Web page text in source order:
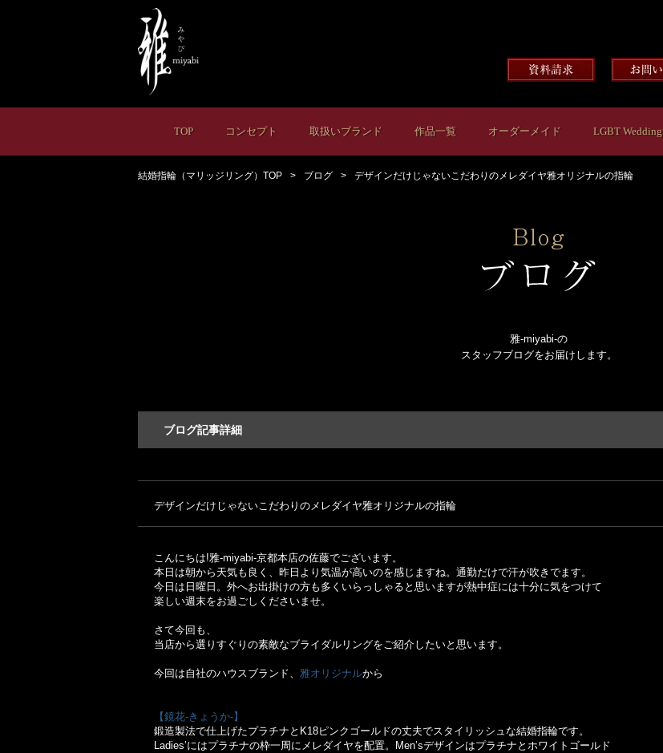
TOP コンセプト 取扱いブランド 作品一覧 オーダーメイド LGBT Wedding
結婚指輪（マリッジリング）TOP ブログ デザインだけじゃないこだわりのメレダイヤ雅オリジナルの指輪
雅-miyabi-の
スタッフブログをお届けします。
ブログ記事詳細
デザインだけじゃないこだわりのメレダイヤ雅オリジナルの指輪
こんにちは!雅-miyabi-京都本店の佐藤でございます。
本日は朝から天気も良く、昨日より気温が高いのを感じますね。通勤だけで汗が吹きでます。
今日は日曜日。外へお出掛けの方も多くいらっしゃると思いますが熱中症には十分に気をつけて
楽しい週末をお過ごしくださいませ。
さて今回も、
当店から選りすぐりの素敵なブライダルリングをご紹介したいと思います。
今回は自社のハウスブランド、 雅オリジナルから
【鏡花-きょうか-】
鍛造製法で仕上げたプラチナとK18ピンクゴールドの丈夫でスタイリッシュな結婚指輪です。
Ladies’にはプラチナの枠一周にメレダイヤを配置。Men’sデザインはプラチナとホワイトゴールド